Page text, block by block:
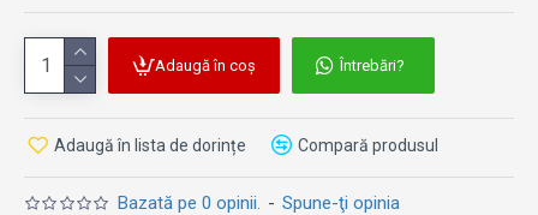
Bazată pe 0 opinii. - Spune-ţi opinia
Adaugă în coș Întrebări?
Adaugă în lista de dorințe Compară produsul